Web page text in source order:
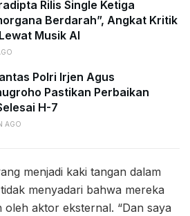
Rilis Single Ketiga
Berdarah”, Angkat Kritik
Musik AI
Polri Irjen Agus
Pastikan Perbaikan
H-7
AGO
menjadi kaki tangan dalam
menyadari bahwa mereka
oleh aktor eksternal. “Dan saya